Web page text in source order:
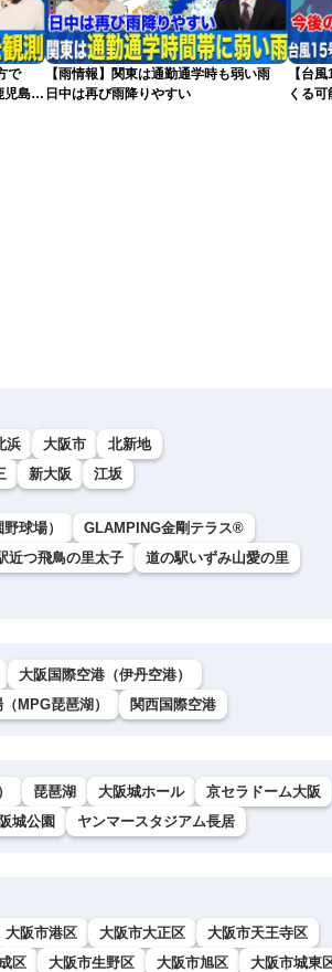
で
島県
【雨情報】関東は通勤通学時も弱い雨
日中は再び雨降りやすい
【台
くる
浜 大阪市
北新地
新大阪 江坂
球場）
GLAMPING金剛テラス®
近つ飛鳥の里太子
道の駅いずみ山愛の里
大阪国際空港（伊丹空港）
MPG琵琶湖） 関西国際空港
琵琶湖 大阪城ホール
京セラドーム大阪
城公園 ヤンマースタジアム長居
大阪市港区 大阪市大正区
大阪市天王寺区
区 大阪市生野区 大阪市旭区
大阪市城東